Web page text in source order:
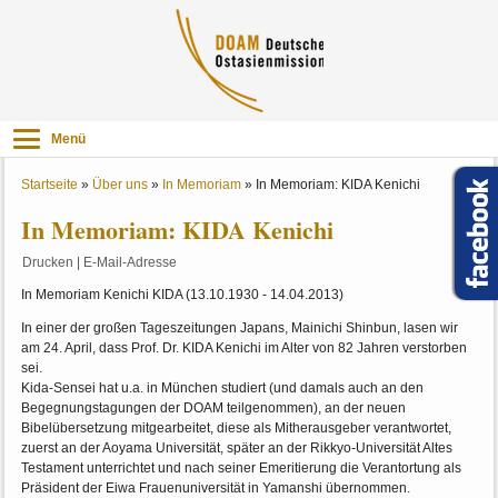
Menü
Startseite » Über uns » In Memoriam » In Memoriam: KIDA Kenichi
In Memoriam: KIDA Kenichi
Drucken E-Mail-Adresse
In Memoriam Kenichi KIDA (13.10.1930 - 14.04.2013)
In einer der großen Tageszeitungen Japans, Mainichi Shinbun, lasen wir
am 24. April, dass Prof. Dr. KIDA Kenichi im Alter von 82 Jahren verstorben
sei.
Kida-Sensei hat u.a. in München studiert (und damals auch an den
Begegnungstagungen der DOAM teilgenommen), an der neuen
Bibelübersetzung mitgearbeitet, diese als Mitherausgeber verantwortet,
zuerst an der Aoyama Universität, später an der Rikkyo-Universität Altes
Testament unterrichtet und nach seiner Emeritierung die Verantortung als
Präsident der Eiwa Frauenuniversität in Yamanshi übernommen.